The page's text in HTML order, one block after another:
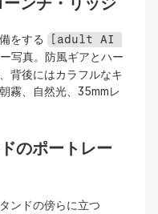
をする
[adult AI
写真。防風ギアとハー
背後にはカラフルなキ
霧、自然光、35mmレ
のポートレー